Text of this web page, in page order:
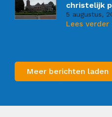
christelijk
5 augustus,
Lees verder
Meer berichten laden